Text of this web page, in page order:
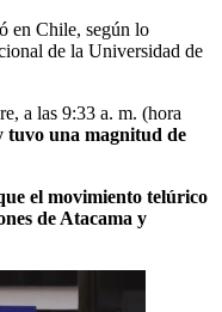
en Chile, según lo
de la Universidad de
a las 9:33 a. m. (hora
tuvo una magnitud de
el movimiento telúrico
de Atacama y